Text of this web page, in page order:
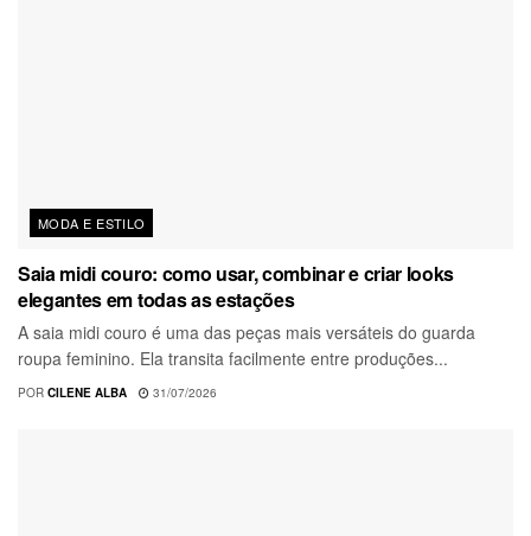
MODA E ESTILO
Saia midi couro: como usar, combinar e criar looks
elegantes em todas as estações
A saia midi couro é uma das peças mais versáteis do guarda
roupa feminino. Ela transita facilmente entre produções...
POR CILENE ALBA 31/07/2026